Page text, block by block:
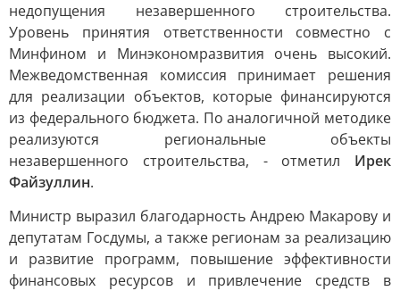
недопущения незавершенного строительства.
Уровень принятия ответственности совместно с
Минфином и Минэкономразвития очень высокий.
Межведомственная комиссия принимает решения
для реализации объектов, которые финансируются
из федерального бюджета. По аналогичной методике
реализуются региональные объекты
незавершенного строительства, - отметил Ирек
Файзуллин.
Министр выразил благодарность Андрею Макарову и
депутатам Госдумы, а также регионам за реализацию
и развитие программ, повышение эффективности
финансовых ресурсов и привлечение средств в